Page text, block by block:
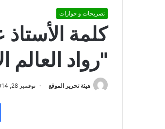
تصريحات و حوارات
كلمة
"رواد العالم
هيئة تحرير الموقع نوفمبر 28, 2014